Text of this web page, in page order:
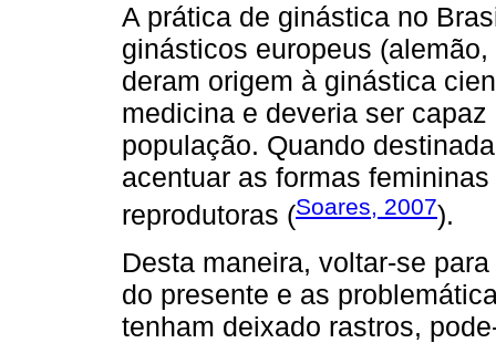
A prática de ginástica no
ginásticos europeus
deram origem à ginástica
medicina e deveria ser
população. Quando
acentuar as formas
reprodutoras (Soares, 2007).
Desta maneira, voltar-se
do presente e as
tenham deixado rastros,